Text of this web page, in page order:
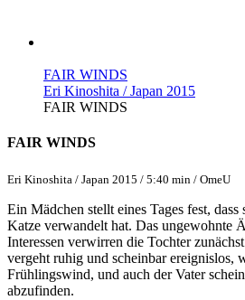
FAIR WINDS
Eri Kinoshita / Japan 2015
FAIR WINDS
FAIR WINDS
Eri Kinoshita / Japan 2015 / 5:40 min / OmeU
Ein Mädchen stellt eines Tages fest,
Katze verwandelt hat. Das ungewohnte
Interessen verwirren die Tochter
vergeht ruhig und scheinbar ereignislos,
Frühlingswind, und auch der Vater
abzufinden.